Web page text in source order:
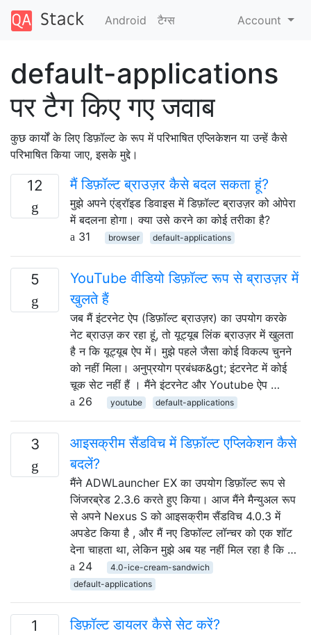
Android टैग्‍स Account
default-applications
पर टैग किए गए जवाब
कुछ कार्यों के लिए डिफ़ॉल्ट के रूप में परिभाषित एप्लिकेशन या उन्हें कैसे
परिभाषित किया जाए, इसके मुद्दे।
12 मैं डिफ़ॉल्ट ब्राउज़र कैसे बदल सकता हूं?
मुझे अपने एंड्रॉइड डिवाइस में डिफ़ॉल्ट ब्राउज़र को ओपेरा
में बदलना होगा। क्या उसे करने का कोई तरीका है?
31
browser default-applications
5
YouTube वीडियो डिफ़ॉल्ट रूप से ब्राउज़र में
खुलते हैं
जब मैं इंटरनेट ऐप (डिफ़ॉल्ट ब्राउज़र) का उपयोग करके
नेट ब्राउज़ कर रहा हूं, तो यूट्यूब लिंक ब्राउज़र में खुलता
है न कि यूट्यूब ऐप में। मुझे पहले जैसा कोई विकल्प चुनने
को नहीं मिला। अनुप्रयोग प्रबंधक&gt; इंटरनेट में कोई
चूक सेट नहीं हैं । मैंने इंटरनेट और Youtube ऐप …
26
youtube default-applications
3
आइसक्रीम सैंडविच में डिफ़ॉल्ट एप्लिकेशन कैसे
बदलें?
मैंने ADWLauncher EX का उपयोग डिफ़ॉल्ट रूप से
जिंजरब्रेड 2.3.6 करते हुए किया। आज मैंने मैन्युअल रूप
से अपने Nexus S को आइसक्रीम सैंडविच 4.0.3 में
अपडेट किया है , और मैं नए डिफॉल्ट लॉन्चर को एक शॉट
देना चाहता था, लेकिन मुझे अब यह नहीं मिल रहा है कि …
24
4.0-ice-cream-sandwich
default-applications
1 डिफ़ॉल्ट डायलर कैसे सेट करें?